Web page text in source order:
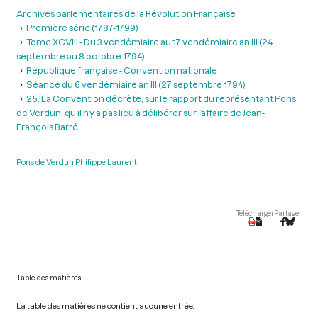
Archives parlementaires de la Révolution Française
Première série (1787-1799)
Tome XCVIII - Du 3 vendémiaire au 17 vendémiaire an III (24
septembre au 8 octobre 1794)
République française - Convention nationale
Séance du 6 vendémiaire an III (27 septembre 1794)
25. La Convention décrète, sur le rapport du représentant Pons
de Verdun, qu’il n’y a pas lieu à délibérer sur l’affaire de Jean-
François Barré
Pons de Verdun Philippe Laurent
TéléchargerPartager
Table des matières
La table des matières ne contient aucune entrée.